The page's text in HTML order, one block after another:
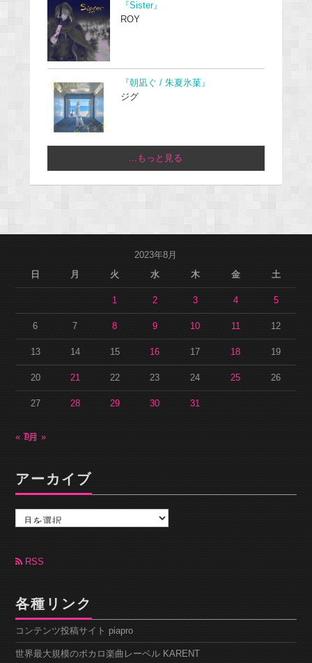
『Sister』
ROY
『朝凪ぐ / 朱夏氷菓』
ジグ
...もっと見る
2023年8月
日
月 火 水 木 金 土
1 2 3 4 5
6 7 8 9 10 11 12
13 14 15 16 17 18 19
20 21 22 23 24 25 26
27 28 29 30 31
« 7月9月 »
アーカイブ
カ
ブ RSS
各種リンク
コンテンツ投稿サイト piapro
世界最大規模のボカロ楽曲レーベル KARENT